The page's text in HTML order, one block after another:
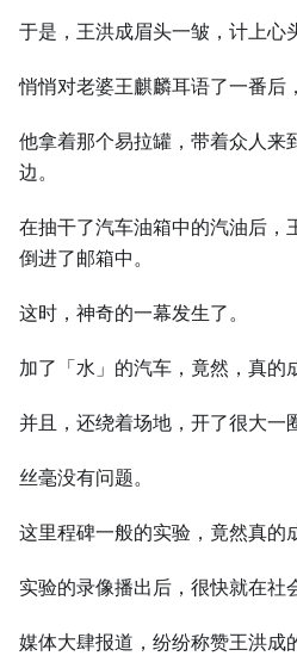
于是，王洪成眉头一皱，计上心
悄悄对老婆王麒麟耳语了一番后
他拿着那个易拉罐，带着众人来
边。
在抽干了汽车油箱中的汽油后，
倒进了邮箱中。
这时，神奇的一幕发生了。
加了「水」的汽车，竟然，真的
并且，还绕着场地，开了很大一
丝毫没有问题。
这里程碑一般的实验，竟然真的
实验的录像播出后，很快就在社
媒体大肆报道，纷纷称赞王洪成